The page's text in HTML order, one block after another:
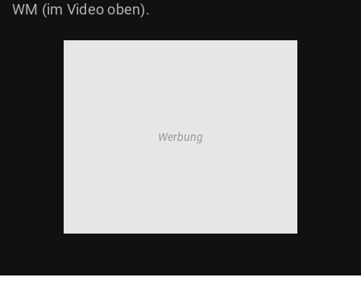
WM (im Video oben).